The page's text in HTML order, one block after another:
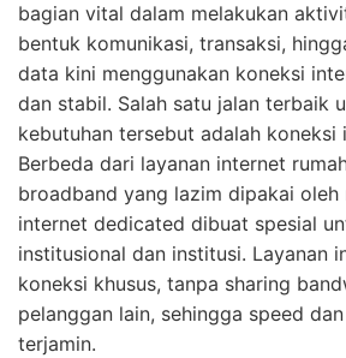
bagian vital dalam melakukan
bentuk komunikasi, transaksi,
data kini menggunakan koneksi
dan stabil. Salah satu jalan terbaik
kebutuhan tersebut adalah koneksi
Berbeda dari layanan internet
broadband yang lazim dipakai oleh
internet dedicated dibuat spesial
institusional dan institusi. Layanan
koneksi khusus, tanpa sharing
pelanggan lain, sehingga speed
terjamin.